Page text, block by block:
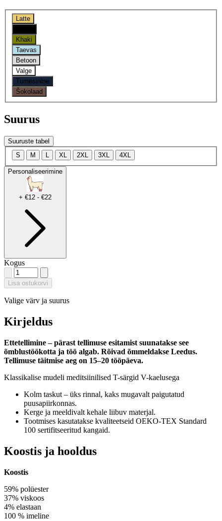
Latte
Khaki
Taevas
Betoon
Valge
Tumesinine
Šokolaad
Suurus
Suuruste tabel
S
M L XL 2XL 3XL 4XL
Personaliseerimine
+ €12 - €22
Kogus
Lisa ostukorvi
Valige värv ja suurus
Kirjeldus
Ettetellimine – pärast tellimuse esitamist suunatakse see
õmblustöökotta ja töö algab. Rõivad õmmeldakse Leedus.
Tellimuse täitmise aeg on 15–20 tööpäeva.
Klassikalise mudeli meditsiinilised T-särgid V-kaelusega
Kolm taskut – üks rinnal, kaks mugavalt paigutatud
puusapiirkonnas.
Kerge ja meeldivalt kehale liibuv materjal.
Tootmises kasutatakse kvaliteetseid OEKO-TEX Standard
100 sertifitseeritud kangaid.
Koostis ja hooldus
Koostis
59% polüester
37% viskoos
4% elastaan
100 % imeline